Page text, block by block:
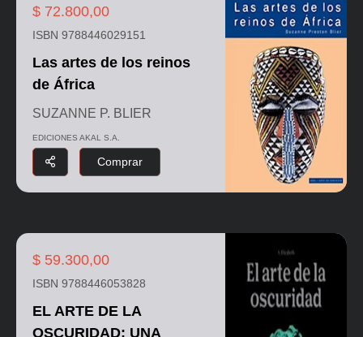
$ 72.800,00
ISBN 9788446029151
Las artes de los reinos
de África
SUZANNE P. BLIER
EDICIONES AKAL S.A.
Comprar
$ 59.300,00
ISBN 9788446053828
EL ARTE DE LA
OSCURIDAD: UNA